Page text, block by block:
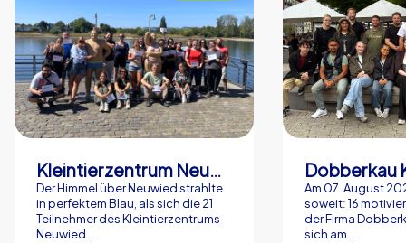
Kleintierzentrum Neuwied Greve, Ritter GbR
Der Himmel über Neuwied strahlte
in perfektem Blau, als sich die 21
Teilnehmer des Kleintierzentrums
Neuwied...
Dobberkau
Am 07. August
soweit: 16
der Firma
sich am...